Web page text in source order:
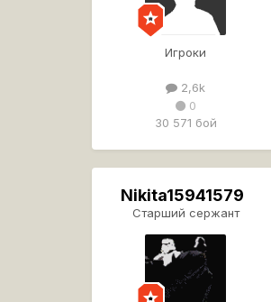
Игроки
2,6k
0
30 571 бой
Nikita15941579
Старший сержант